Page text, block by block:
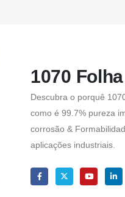
1070
Descubra o porquê
como é 99.7% pureza
corrosão &
aplicações industriais.